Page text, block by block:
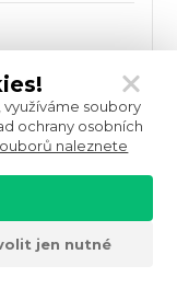
využíváme soubory
ochrany osobních
naleznete
jen nutné